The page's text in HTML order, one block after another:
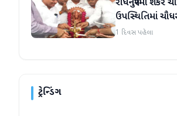
રાધનપુરમાં શંકર
ઉપસ્થિતિમાં
સભા મળી
1 દિવસ પહેલા
ટ્રેન્ડિંગ